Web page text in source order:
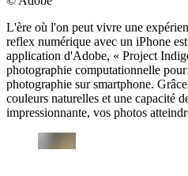
L'ère où l'on peut vivre une
reflex numérique avec un iPhone
application d'Adobe, « Project
photographie computationnelle
photographie sur smartphone.
couleurs naturelles et une capacité
impressionnante, vos photos